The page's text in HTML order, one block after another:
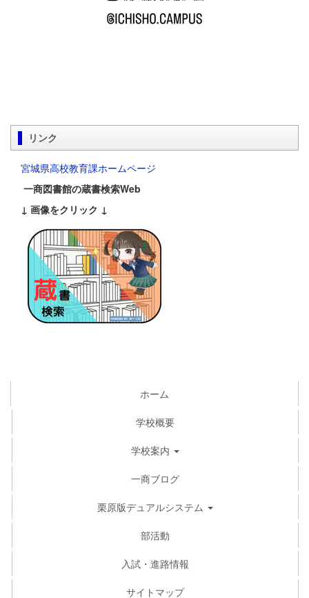
リンク
宮城県高校教育課ホームページ
一商図書館の蔵書検索Web
↓ 画像をクリック ↓
ホーム
学校概要
学校案内
一商ブログ
栗原版デュアルシステム
部活動
入試・進路情報
サイトマップ